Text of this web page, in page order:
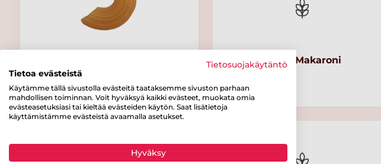
Metro Makaroni
Tietosuojakäytäntö
Tietoa evästeistä
Käytämme tällä sivustolla evästeitä taataksemme sivuston parhaan
mahdollisen toiminnan. Voit hyväksyä kaikki evästeet, muokata omia
evästeasetuksiasi tai kieltää evästeiden käytön. Saat lisätietoja
käyttämistämme evästeistä avaamalla asetukset.
Hyväksy